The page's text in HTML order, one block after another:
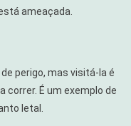
ameaçada.
perigo, mas visitá-la é
É um exemplo de
letal.